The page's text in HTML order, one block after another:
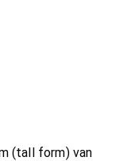
(tall form) van